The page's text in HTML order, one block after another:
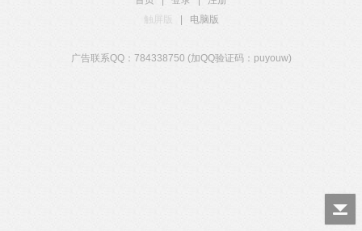
触屏版
电脑版
广告联系QQ：784338750 (加QQ验证码：puyouw)